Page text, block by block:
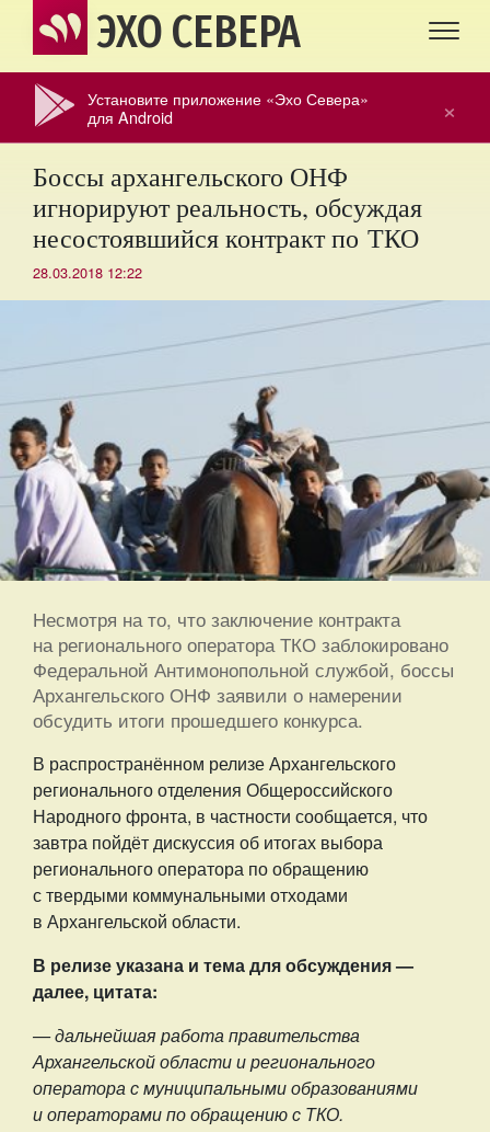
ЭХО СЕВЕРА
×
Установите приложение «Эхо Севера»
для Android
Боссы архангельского ОНФ
игнорируют реальность, обсуждая
несостоявшийся контракт по ТКО
28.03.2018 12:22
Несмотря на то, что заключение контракта
на регионального оператора ТКО заблокировано
Федеральной Антимонопольной службой, боссы
Архангельского ОНФ заявили о намерении
обсудить итоги прошедшего конкурса.
В распространённом релизе Архангельского
регионального отделения Общероссийского
Народного фронта, в частности сообщается, что
завтра пойдёт дискуссия об итогах выбора
регионального оператора по обращению
с твердыми коммунальными отходами
в Архангельской области.
В релизе указана и тема для обсуждения —
далее, цитата:
— дальнейшая работа правительства
Архангельской области и регионального
оператора с муниципальными образованиями
и операторами по обращению с ТКО.